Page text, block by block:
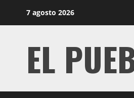
7 agosto 2026
EL